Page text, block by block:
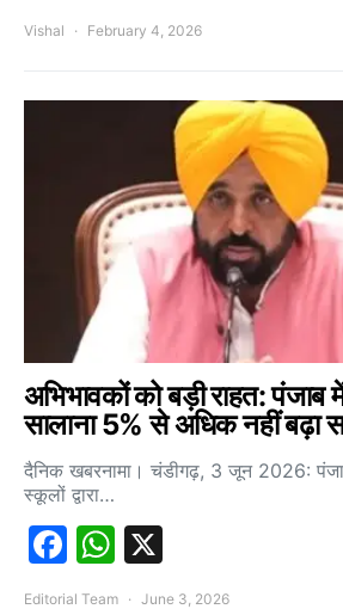
Vishal February 4, 2026
अभिभावकों को बड़ी राहत:
सालाना 5% से अधिक नहीं बढ़ा
दैनिक खबरनामा। चंडीगढ़, 3 जून 2026:
स्कूलों द्वारा…
Facebook
WhatsApp
Editorial Team June 3, 2026